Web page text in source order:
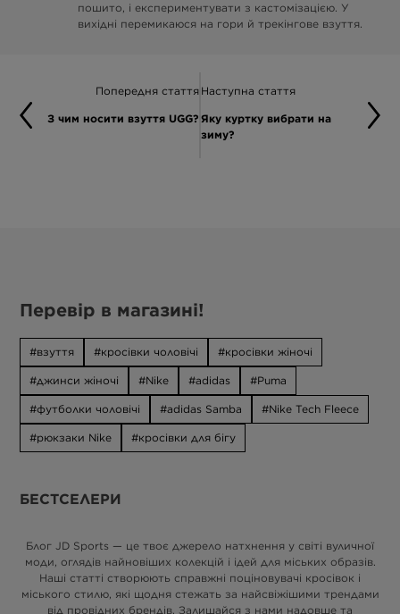
пошито, і експериментувати з кастомізацією. У
вихідні перемикаюся на гори й трекінгове взуття.
Попередня стаття
З чим носити взуття UGG?
Наступна стаття
Яку куртку вибрати на
зиму?
Перевір в магазині!
взуття кросівки чоловічі кросівки жіночі
джинси жіночі Nike adidas Puma
футболки чоловічі adidas Samba Nike Tech Fleece
рюкзаки Nike кросівки для бігу
БЕСТСЕЛЕРИ
Блог JD Sports — це твоє джерело натхнення у світі вуличної
моди, оглядів найновіших колекцій і ідей для міських образів.
Наші статті створюють справжні поціновувачі кросівок і
міського стилю, які щодня стежать за найсвіжішими трендами
від провідних брендів. Залишайся з нами надовше та